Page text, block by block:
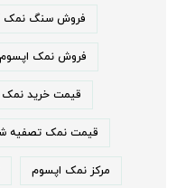
فروش سنگ نمک
فروش نمک اپسوم
قیمت خرید نمک
قیمت نمک تصفیه
مرکز نمک اپسوم